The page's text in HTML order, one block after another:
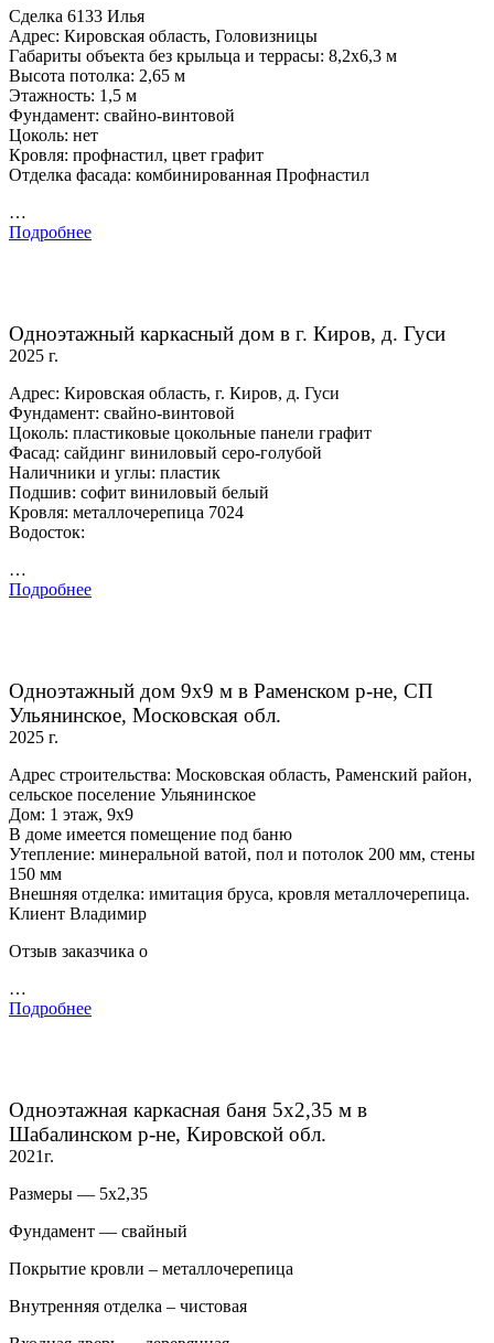
Сделка 6133 Илья
Адрес: Кировская область, Головизницы
Габариты объекта без крыльца и террасы: 8,2х6,3 м
Высота потолка: 2,65 м
Этажность: 1,5 м
Фундамент: свайно-винтовой
Цоколь: нет
Кровля: профнастил, цвет графит
Отделка фасада: комбинированная Профнастил
…
Подробнее
Одноэтажный каркасный дом в г. Киров, д. Гуси
2025 г.
Адрес: Кировская область, г. Киров, д. Гуси
Фундамент: свайно-винтовой
Цоколь: пластиковые цокольные панели графит
Фасад: сайдинг виниловый серо-голубой
Наличники и углы: пластик
Подшив: софит виниловый белый
Кровля: металлочерепица 7024
Водосток:
…
Подробнее
Одноэтажный дом 9х9 м в Раменском р-не, СП
Ульянинское, Московская обл.
2025 г.
Адрес строительства: Московская область, Раменский район,
сельское поселение Ульянинское
Дом: 1 этаж, 9х9
В доме имеется помещение под баню
Утепление: минеральной ватой, пол и потолок 200 мм, стены
150 мм
Внешняя отделка: имитация бруса, кровля металлочерепица.
Клиент Владимир
Отзыв заказчика о
…
Подробнее
Одноэтажная каркасная баня 5х2,35 м в
Шабалинском р-не, Кировской обл.
2021г.
Размеры — 5х2,35
Фундамент — свайный
Покрытие кровли – металлочерепица
Внутренняя отделка – чистовая